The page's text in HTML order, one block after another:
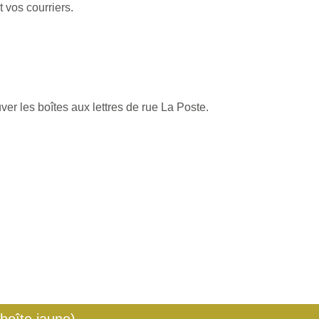
vos courriers.
les boîtes aux lettres de rue La Poste.